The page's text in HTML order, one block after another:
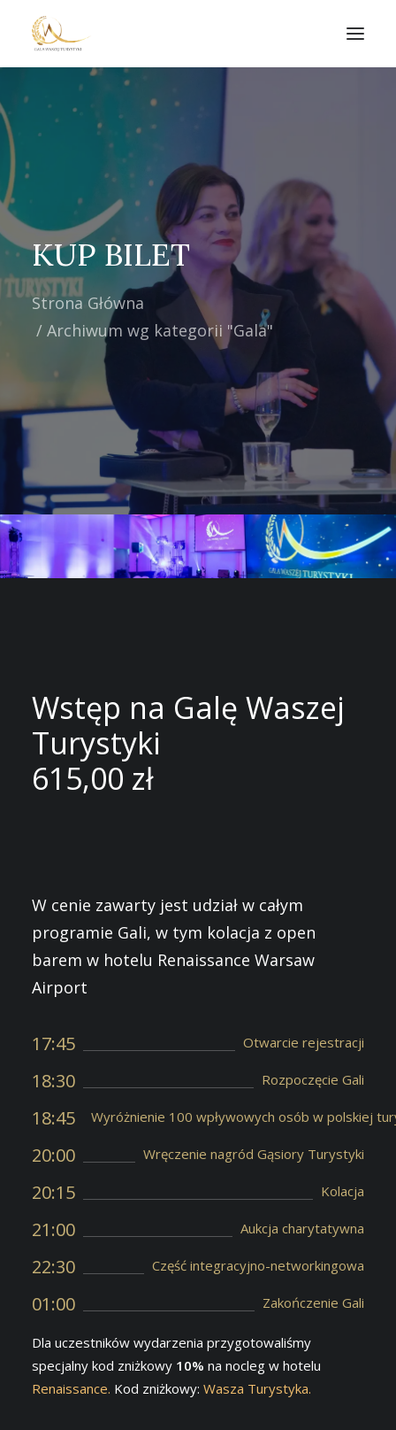
Gąsiory Turystyki
Aukcja Charytatywna
Koszyk
KUP BILET
Strona Główna
Archiwum wg kategorii "Gala"
Wstęp na Galę Waszej
Turystyki
615,00 zł
W cenie zawarty jest udział w całym
programie Gali, w tym kolacja z open
barem w hotelu Renaissance Warsaw
Airport
17:45 Otwarcie rejestracji
18:30 Rozpoczęcie Gali
18:45 Wyróżnienie 100 wpływowych osób w polskiej
20:00 Wręczenie nagród Gąsiory Turystyki
20:15 Kolacja
21:00 Aukcja charytatywna
22:30 Część integracyjno-networkingowa
01:00 Zakończenie Gali
Dla uczestników wydarzenia przygotowaliśmy
specjalny kod zniżkowy 10% na nocleg w hotelu
Renaissance. Kod zniżkowy: Wasza Turystyka.